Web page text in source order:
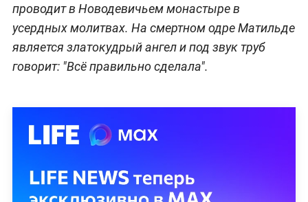
проводит в Новодевичьем монастыре в
усердных молитвах. На смертном одре Матильде
является златокудрый ангел и под звук труб
говорит: "Всё правильно сделала".